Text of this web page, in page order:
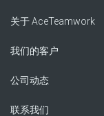
关于 AceTeamwork
我们的客户
公司动态
联系我们